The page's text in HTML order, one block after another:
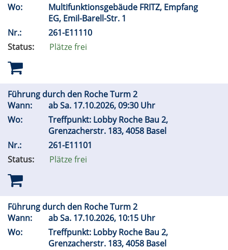
Wo:
Multifunktionsgebäude FRITZ, Empfang
EG, Emil-Barell-Str. 1
Nr.:
261-E11110
Status:
Plätze frei
Führung durch den Roche Turm 2
Wann:
abSa. 17.10.2026, 09:30 Uhr
Wo:
Treffpunkt: Lobby Roche Bau 2,
Grenzacherstr. 183, 4058 Basel
Nr.:
261-E11101
Status:
Plätze frei
Führung durch den Roche Turm 2
Wann:
abSa. 17.10.2026, 10:15 Uhr
Wo:
Treffpunkt: Lobby Roche Bau 2,
Grenzacherstr. 183, 4058 Basel